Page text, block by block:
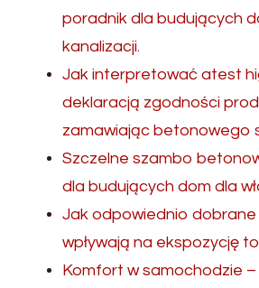
poradnik dla budujących
kanalizacji.
Jak interpretować atest
deklaracją zgodności
zamawiając betonowego
Szczelne szambo
dla budujących dom dla
Jak odpowiednio
wpływają na ekspozycję
Komfort w samochodzie